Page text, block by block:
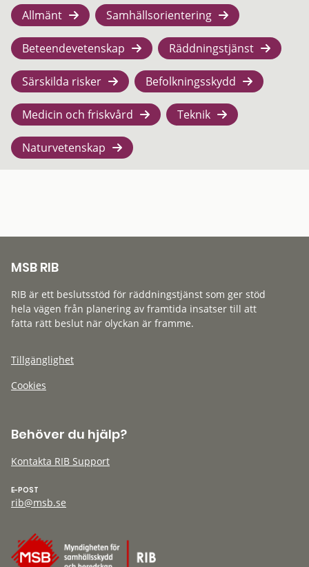
Allmänt Samhällsorientering
Beteendevetenskap Räddningstjänst
Särskilda risker Befolkningsskydd
Medicin och friskvård Teknik
Naturvetenskap
MSB RIB
RIB är ett beslutsstöd för räddningstjänst som ger stöd
hela vägen från planering av framtida insatser till att
fatta rätt beslut när olyckan är framme.
Tillgänglighet
Cookies
Behöver du hjälp?
Kontakta RIB Support
E-POST
rib@msb.se